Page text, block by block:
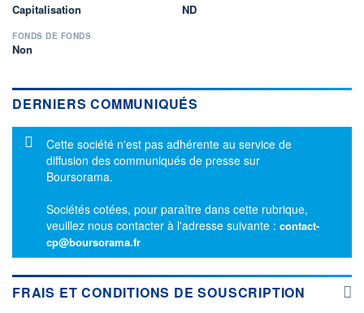
Capitalisation ND
FONDS DE FONDS
Non
DERNIERS COMMUNIQUÉS
Message d'information
Cette société n'est pas adhérente au service de
diffusion des communiqués de presse sur
Boursorama.
Sociétés cotées, pour paraître dans cette rubrique,
veuillez nous contacter à l'adresse suivante : contact-
cp@boursorama.fr
FRAIS ET CONDITIONS DE SOUSCRIPTION